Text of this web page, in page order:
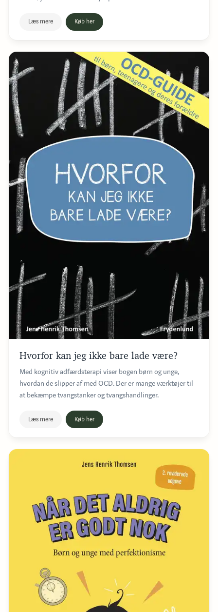
Læs mere Køb her
Hvorfor kan jeg ikke bare lade være?
Med kognitiv adfærdsterapi viser bogen børn og unge,
hvordan de slipper af med OCD. Der er mange værktøjer til
at bekæmpe tvangstanker og tvangshandlinger.
Læs mere Køb her